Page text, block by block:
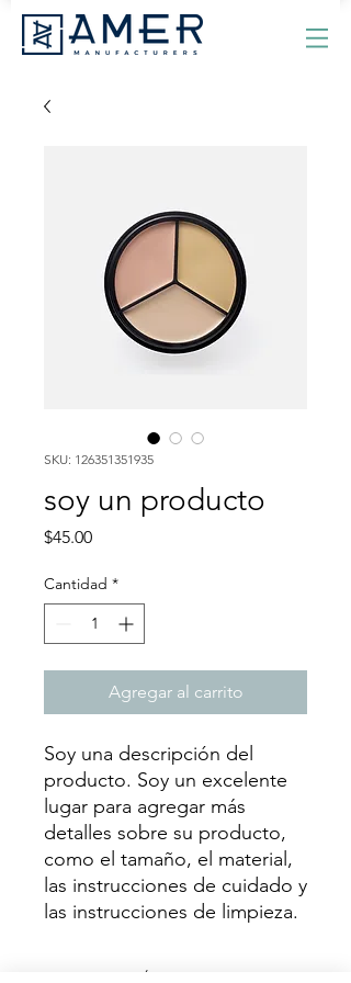
SKU: 126351351935
soy un producto
$45.00Precio
Cantidad *
Agregar al carrito
Soy una descripción del
producto. Soy un excelente
lugar para agregar más
detalles sobre su producto,
como el tamaño, el material,
las instrucciones de cuidado y
las instrucciones de limpieza.